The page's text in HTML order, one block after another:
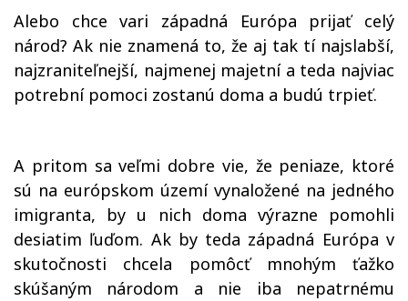
Alebo chce vari západná Európa prijať celý
národ? Ak nie znamená to, že aj tak tí najslabší,
najzraniteľnejší, najmenej majetní a teda najviac
potrební pomoci zostanú doma a budú trpieť.
A pritom sa veľmi dobre vie, že peniaze, ktoré
sú na európskom území vynaložené na jedného
imigranta, by u nich doma výrazne pomohli
desiatim ľuďom. Ak by teda západná Európa v
skutočnosti chcela pomôcť mnohým ťažko
skúšaným národom a nie iba nepatrnému